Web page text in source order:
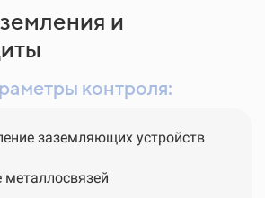
и
контроля:
заземляющих устройств
металлосвязей